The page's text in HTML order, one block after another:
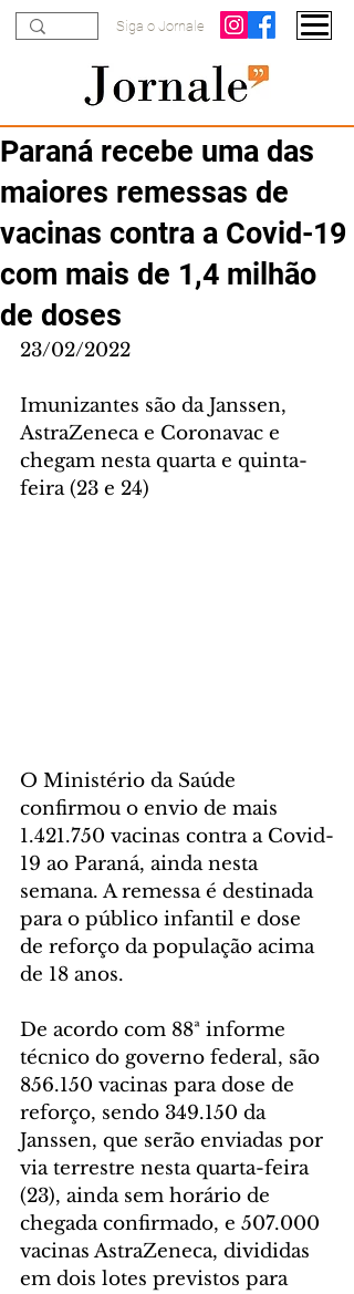
Siga o Jornale
Paraná recebe uma das
maiores remessas de
vacinas contra a Covid-19
com mais de 1,4 milhão
de doses
23/02/2022
Imunizantes são da Janssen,
AstraZeneca e Coronavac e
chegam nesta quarta e quinta-
feira (23 e 24)
O Ministério da Saúde
confirmou o envio de mais
1.421.750 vacinas contra a Covid-
19 ao Paraná, ainda nesta
semana. A remessa é destinada
para o público infantil e dose
de reforço da população acima
de 18 anos.
De acordo com 88ª informe
técnico do governo federal, são
856.150 vacinas para dose de
reforço, sendo 349.150 da
Janssen, que serão enviadas por
via terrestre nesta quarta-feira
(23), ainda sem horário de
chegada confirmado, e 507.000
vacinas AstraZeneca, divididas
em dois lotes previstos para